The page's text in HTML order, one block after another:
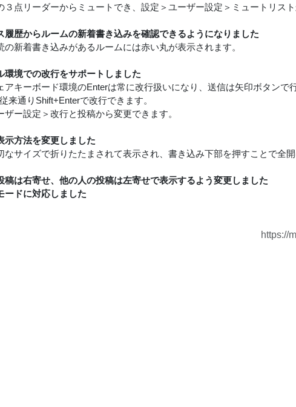
３点リーダーからミュートでき、設定＞ユーザー設定＞ミュートリスト
履歴からルームの新着書き込みを確認できるようになりました
の新着書き込みがあるルームには赤い丸が表示されます。
環境での改行をサポートしました
アキーボード環境のEnterは常に改行扱いになり、送信は矢印ボタンで
来通りShift+Enterで改行できます。
ザー設定＞改行と投稿から変更できます。
示方法を変更しました
なサイズで折りたたまされて表示され、書き込み下部を押すことで全開
稿は右寄せ、他の人の投稿は左寄せで表示するよう変更しました
ードに対応しました
https://